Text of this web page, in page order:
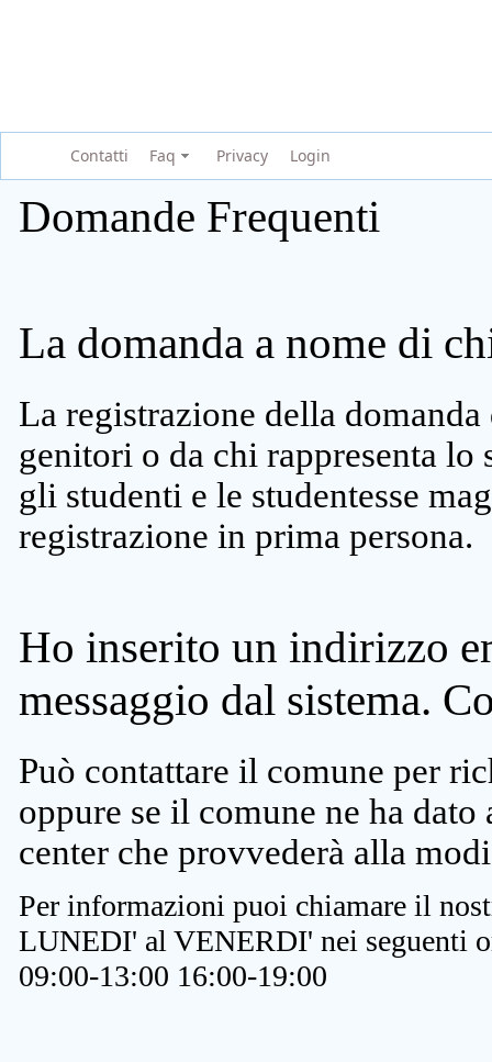
Contatti Faq Privacy Login
Domande Frequenti
La domanda a nome di
La registrazione della
genitori o da chi rappresenta lo
gli studenti e le studentesse
registrazione in prima persona.
Ho inserito un indirizzo
messaggio dal sistema.
Può contattare il comune per
oppure se il comune ne ha
center che provvederà alla
Per informazioni puoi chiamare il
LUNEDI' al VENERDI' nei seguenti
09:00-13:00 16:00-19:00